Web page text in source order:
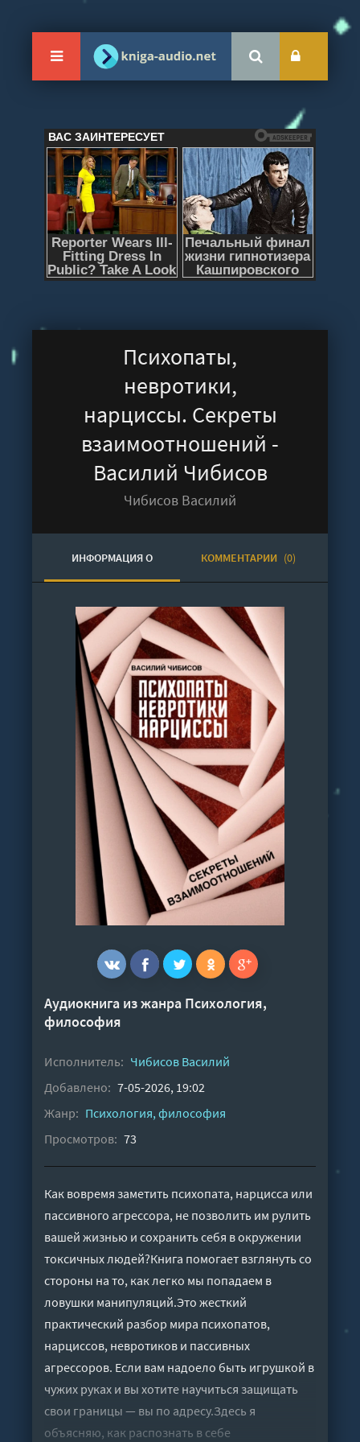
Психопаты,
невротики,
нарциссы. Секреты
взаимоотношений -
Василий Чибисов
Чибисов Василий
ИНФОРМАЦИЯ О
АУДИОКНИГЕ
КОММЕНТАРИИ (0)
Аудиокнига из жанра Психология,
философия
Исполнитель: Чибисов Василий
Добавлено: 7-05-2026, 19:02
Жанр: Психология, философия
Просмотров: 73
Как вовремя заметить психопата, нарцисса или
пассивного агрессора, не позволить им рулить
вашей жизнью и сохранить себя в окружении
токсичных людей?Книга помогает взглянуть со
стороны на то, как легко мы попадаем в
ловушки манипуляций.Это жесткий
практический разбор мира психопатов,
нарциссов, невротиков и пассивных
агрессоров. Если вам надоело быть игрушкой в
чужих руках и вы хотите научиться защищать
свои границы — вы по адресу.Здесь я
объясняю, как распознать в себе